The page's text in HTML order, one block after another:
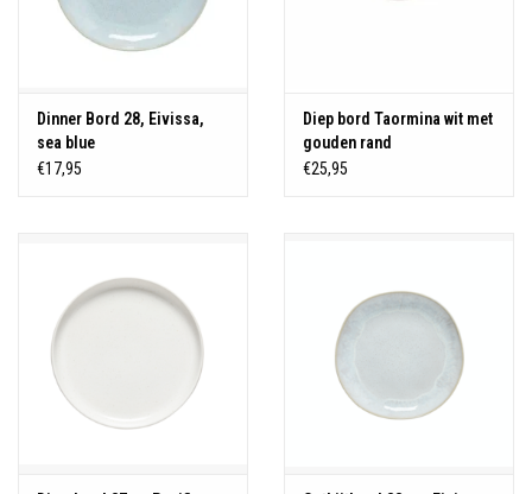
Dinner Bord 28, Eivissa,
sea blue
€17,95
Diep bord Taormina wit met
gouden rand
€25,95